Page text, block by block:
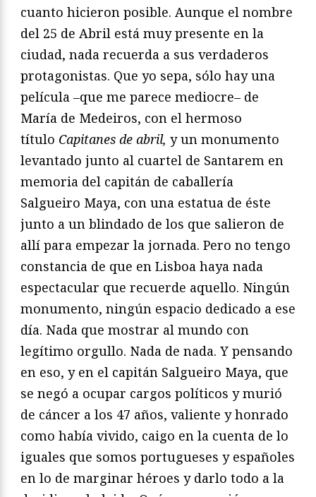
cuanto hicieron posible. Aunque el nombre
del 25 de Abril está muy presente en la
ciudad, nada recuerda a sus verdaderos
protagonistas. Que yo sepa, sólo hay una
película –que me parece mediocre– de
María de Medeiros, con el hermoso
título Capitanes de abril, y un monumento
levantado junto al cuartel de Santarem en
memoria del capitán de caballería
Salgueiro Maya, con una estatua de éste
junto a un blindado de los que salieron de
allí para empezar la jornada. Pero no tengo
constancia de que en Lisboa haya nada
espectacular que recuerde aquello. Ningún
monumento, ningún espacio dedicado a ese
día. Nada que mostrar al mundo con
legítimo orgullo. Nada de nada. Y pensando
en eso, y en el capitán Salgueiro Maya, que
se negó a ocupar cargos políticos y murió
de cáncer a los 47 años, valiente y honrado
como había vivido, caigo en la cuenta de lo
iguales que somos portugueses y españoles
en lo de marginar héroes y darlo todo a la